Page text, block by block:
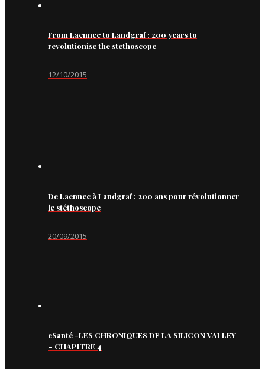
From Laennec to Landgraf : 200 years to
revolutionise the stethoscope
12/10/2015
De Laennec à Landgraf : 200 ans pour révolutionner
le stéthoscope
20/09/2015
eSanté -LES CHRONIQUES DE LA SILICON VALLEY
– CHAPITRE 4